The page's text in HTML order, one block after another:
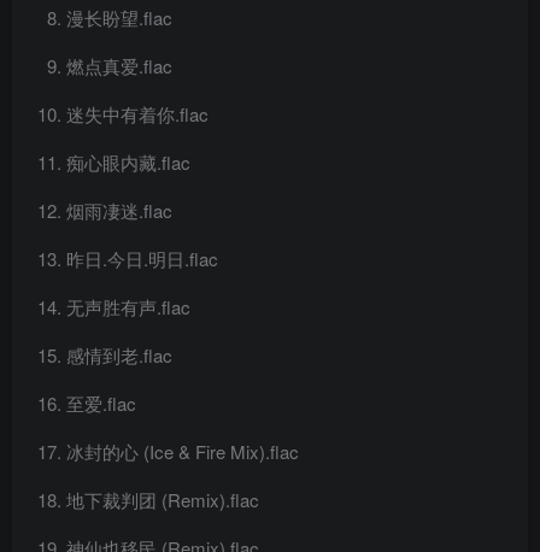
漫长盼望.flac
燃点真爱.flac
迷失中有着你.flac
痴心眼内藏.flac
烟雨凄迷.flac
昨日.今日.明日.flac
无声胜有声.flac
感情到老.flac
至爱.flac
冰封的心 (Ice & Fire Mix).flac
地下裁判团 (Remix).flac